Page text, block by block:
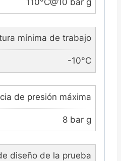
mínima de trabajo
-10°C
de presión máxima
8 bar g
diseño de la prueba